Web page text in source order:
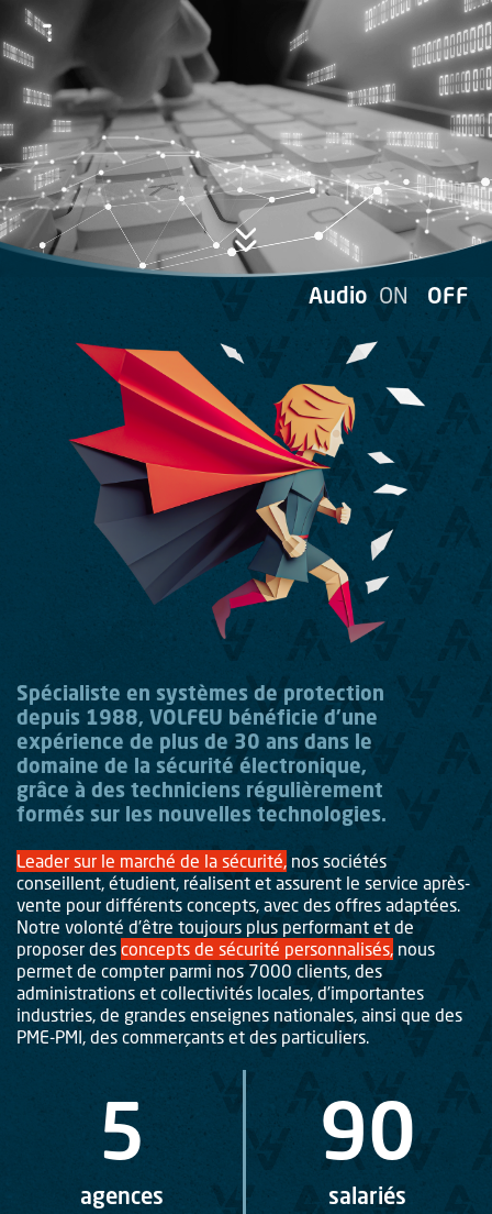
Passer au contenu principal
Audio ON OFF
Spécialiste en systèmes de protection
depuis 1988, VOLFEU bénéficie d’une
expérience de plus de 30 ans dans le
domaine de la sécurité électronique,
grâce à des techniciens régulièrement
formés sur les nouvelles technologies.
Leader sur le marché de la sécurité, nos sociétés
conseillent, étudient, réalisent et assurent le service après-
vente pour différents concepts, avec des offres adaptées.
Notre volonté d’être toujours plus performant et de
proposer des concepts de sécurité personnalisés, nous
permet de compter parmi nos 7000 clients, des
administrations et collectivités locales, d’importantes
industries, de grandes enseignes nationales, ainsi que des
PME-PMI, des commerçants et des particuliers.
5
agences
90
salariés